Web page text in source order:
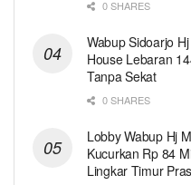
0 SHARES
Wabup Sidoarjo
House Lebaran
Tanpa Sekat
0 SHARES
Lobby Wabup Hj
Kucurkan Rp 84
Lingkar Timur